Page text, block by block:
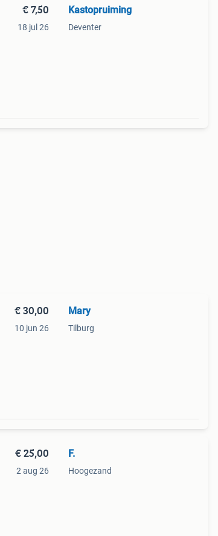
€ 7,50
18 jul 26
Kastopruiming
Deventer
€ 30,00
10 jun 26
Mary
Tilburg
€ 25,00
2 aug 26
F.
Hoogezand